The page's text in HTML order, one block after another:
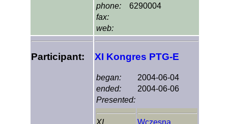
phone:
6290004
fax:
web:
Participant: XI Kongres PTG-E
began:
2004-06-04
ended:
2004-06-06
Presented: